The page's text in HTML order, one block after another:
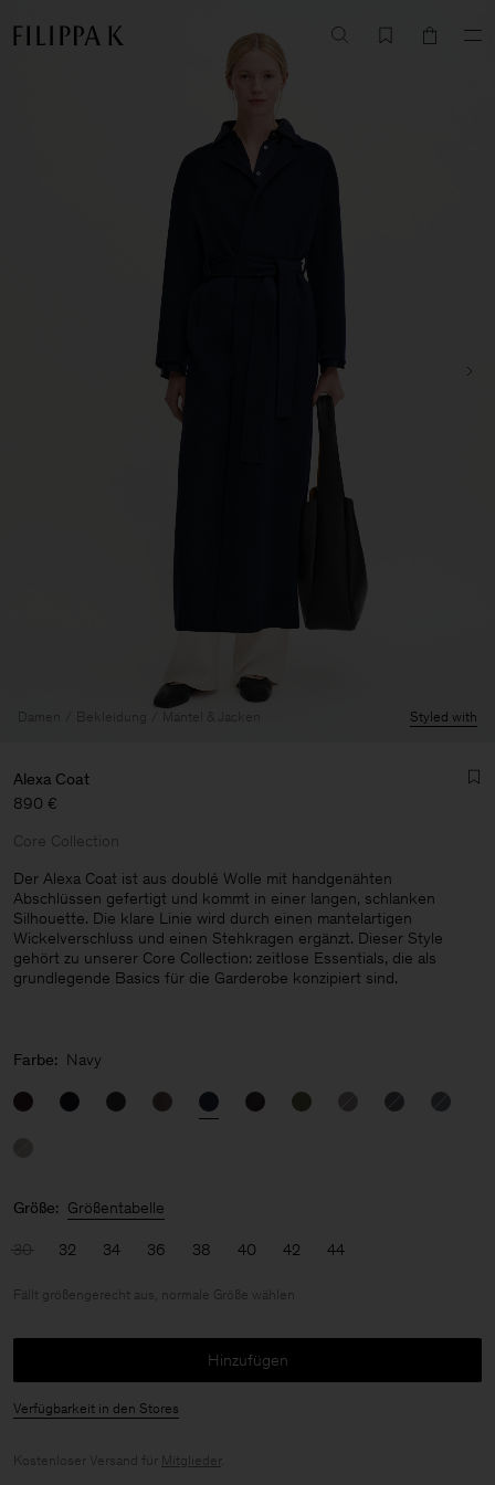
Herren
Damen Bekleidung Mäntel & Jacken Styled with
Alexa Coat
890 €
Core Collection
Der Alexa Coat ist aus doublé Wolle mit handgenähten
Abschlüssen gefertigt und kommt in einer langen, schlanken
Silhouette. Die klare Linie wird durch einen mantelartigen
Wickelverschluss und einen Stehkragen ergänzt. Dieser Style
gehört zu unserer Core Collection: zeitlose Essentials, die als
grundlegende Basics für die Garderobe konzipiert sind.
Farbe: Navy
Größe: Größentabelle
30 32 34 36 38 40 42 44
Fällt größengerecht aus, normale Größe wählen
Hinzufügen
Verfügbarkeit in den Stores
Kostenloser Versand für Mitglieder.